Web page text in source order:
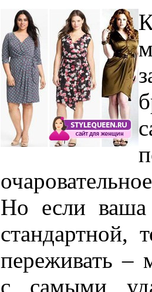
Но если ваша
стандартной,
переживать –
с самыми